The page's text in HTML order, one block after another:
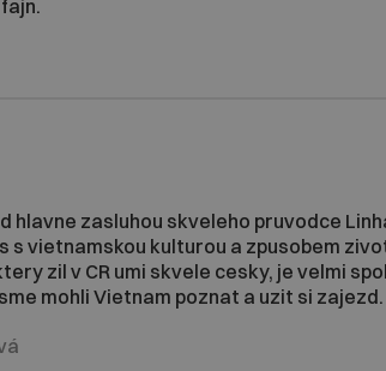
hlavne zasluhou skveleho pruvodce
s vietnamskou kulturou a zpusobem
zil v CR umi skvele cesky, je velmi
mohli Vietnam poznat a uzit si zajezd.